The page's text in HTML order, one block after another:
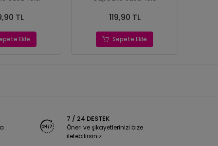
TL
Ekle
119,90 TL
Sepete Ekle
7 / 24 DESTEK
Öneri ve şikayetlerinizi bize
iletebilirsiniz.